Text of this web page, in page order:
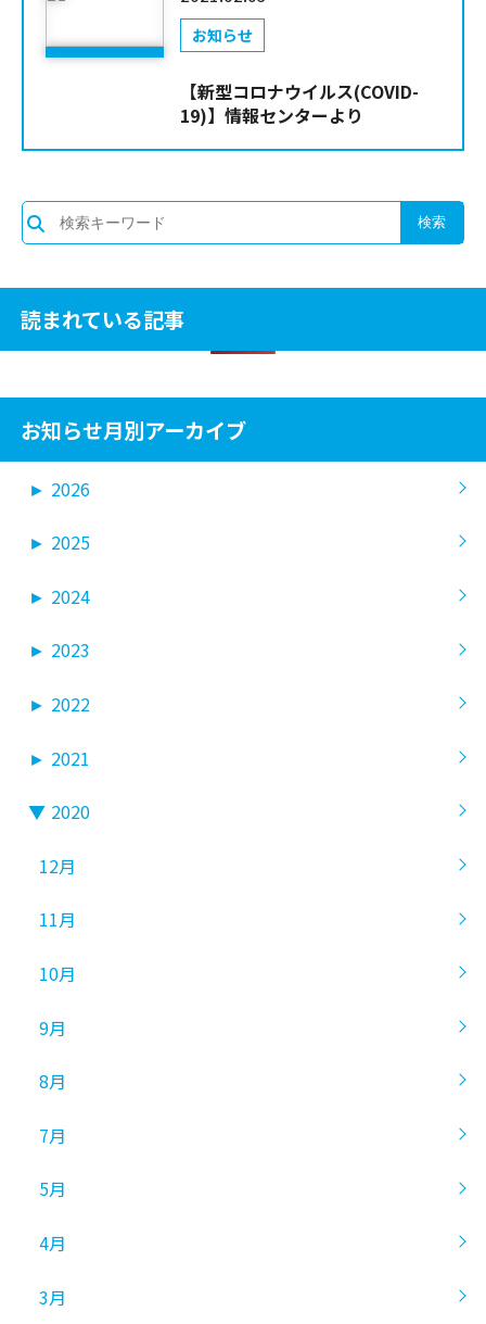
お知らせ
【新型コロナウイルス(COVID-
19)】情報センターより
読まれている記事
お知らせ月別アーカイブ
► 2026
► 2025
► 2024
► 2023
► 2022
► 2021
▼ 2020
12月
11月
10月
9月
8月
7月
5月
4月
3月